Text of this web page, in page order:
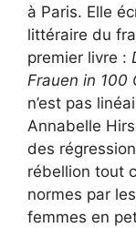
à Paris. Elle
littéraire du
premier livre :
Frauen in 100
n’est pas
Annabelle
des
rébellion tout
normes par
femmes en